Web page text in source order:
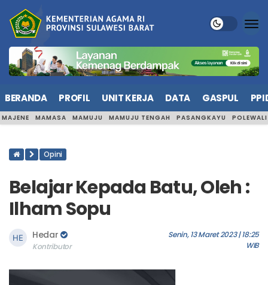
BERANDA PROFIL UNIT KERJA DATA GASPUL
Belajar Kepada Batu, Oleh :
Ilham Sopu
Hedar
Senin, 13 Maret 2023 | 18:25